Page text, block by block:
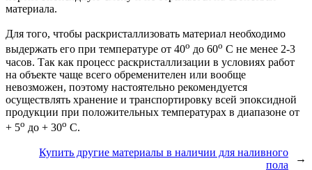
материала.
Для того, чтобы раскристаллизовать материал необходимо
выдержать его при температуре от 40о до 60о С не менее 2-3
часов. Так как процесс раскристаллизации в условиях работ
на объекте чаще всего обременителен или вообще
невозможен, поэтому настоятельно рекомендуется
осуществлять хранение и транспортировку всей эпоксидной
продукции при положительных температурах в диапазоне от
+ 5о до + 30о С.
Купить другие материалы в наличии для наливного
пола
→